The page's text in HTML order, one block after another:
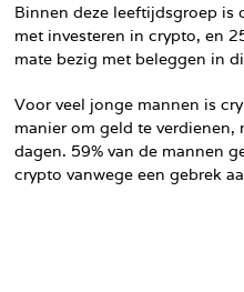
Binnen deze leeftijdsgroep is
met investeren in crypto, en
mate bezig met beleggen in
Voor veel jonge mannen is
manier om geld te
dagen. 59% van de mannen
crypto vanwege een gebrek